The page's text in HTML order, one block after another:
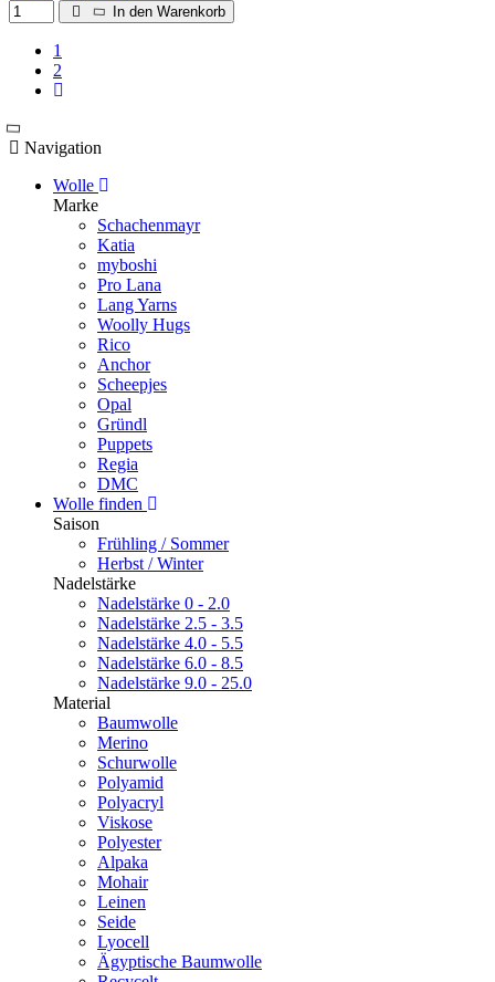
In den Warenkorb
1
2
Navigation
Wolle
Marke
Schachenmayr
Katia
myboshi
Pro Lana
Lang Yarns
Woolly Hugs
Rico
Anchor
Scheepjes
Opal
Gründl
Puppets
Regia
DMC
Wolle finden
Saison
Frühling / Sommer
Herbst / Winter
Nadelstärke
Nadelstärke 0 - 2.0
Nadelstärke 2.5 - 3.5
Nadelstärke 4.0 - 5.5
Nadelstärke 6.0 - 8.5
Nadelstärke 9.0 - 25.0
Material
Baumwolle
Merino
Schurwolle
Polyamid
Polyacryl
Viskose
Polyester
Alpaka
Mohair
Leinen
Seide
Lyocell
Ägyptische Baumwolle